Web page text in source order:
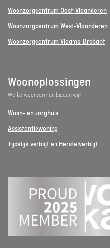
Woonzorgcentrum Oost-Vlaanderen
Woonzorgcentrum West-Vlaanderen
Woonzorgcentrum Vlaams-Brabant
Woonoplossingen
Welke woonvormen bieden wij?
Woon- en zorghuis
Assistentiewoning
Tijdelijk verblijf en Herstelverblijf